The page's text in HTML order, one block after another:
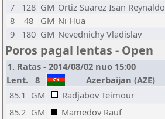
7
128 GM Ortiz Suarez Isan Reynaldo
8
48 GM Ni Hua
9
180 GM Nevednichy Vladislav
Poros pagal lentas - Open
1. Ratas - 2014/08/02 nuo 15:00
Lent.
8 Azerbaijan (AZE)
85.1 GM Radjabov Teimour
85.2 GM Mamedov Rauf